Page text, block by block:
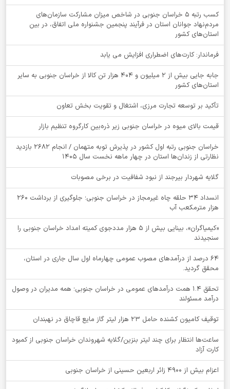
کسب رتبه ۵ خراسان جنوبی در شاخص میزان مشارکت سازمان‌های
مردم‌نهاد جوانان استان در فرآیند پنجمین جشنواره ملی اتفاق، در بین
استان‌های کشور
فرماندار: کارت‌های اضطراری افزایش می یابد
جابه جایی بیش از 2 میلیون و 404 هزار تن کالا از خراسان جنوبی به سایر
استان‌های کشور
تأکید بر توسعه تجارت مرزی، اشتغال و تقویت بخش تعاون
قیمت بالای میوه در خراسان جنوبی زیر ذره‌بین کارگروه تنظیم بازار
خراسان جنوبی رتبه اول کشور در پذیرش توبه متهمان / انجام ۲۶۸۲ بازدید
نظارتی از زندان‌ها استان در چهار ماهه نخست سال 1405
گلایه شهردار بیرجند از نبود شفافیت در برخی مصوبات
انسداد ۳۴ حلقه چاه غیرمجاز در خراسان جنوبی؛ جلوگیری از برداشت ۲۶۰
هزار مترمکعب آب
«کیمیاگران»، بینایی بیش از ۵ هزار مددجوی کمیته امداد خراسان جنوبی را
سنجیدند
64 درصد از درآمدهای مصوب عمومی چهارماه اول سال جاری در استان،
محقق گردید.
تحقق ۱.۴ همت درآمدهای عمومی در خراسان جنوبی؛ همه مدیران در وصول
درآمد مسئولند
توقيف کامیون کشنده حامل 23 هزار لیتر گاز مایع قاچاق در نهبندان
ساعت‌ها انتظار برای چند لیتر بنزین/گلایه شهروندان خراسان جنوبی از کمبود
کارت آزاد
اعزام بیش از 4900 زائر اربعین حسینی از خراسان جنوبی